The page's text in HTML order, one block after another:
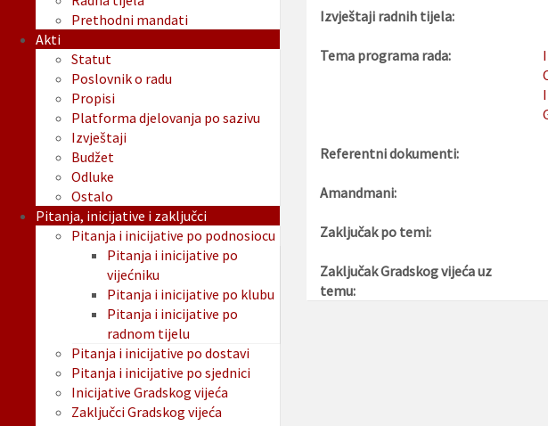
Izvještaji radnih tijela:
Tema programa rada:
Referentni dokumenti:
Amandmani:
Zaključak po temi:
Zaključak Gradskog vijeća uz
temu:
Prethodni mandati
Akti
Statut
Poslovnik o radu
Propisi
Platforma djelovanja po sazivu
Izvještaji
Budžet
Odluke
Ostalo
Pitanja, inicijative i zaključci
Pitanja i inicijative po podnosiocu
Pitanja i inicijative po
vijećniku
Pitanja i inicijative po klubu
Pitanja i inicijative po
radnom tijelu
Pitanja i inicijative po dostavi
Pitanja i inicijative po sjednici
Inicijative Gradskog vijeća
Zaključci Gradskog vijeća